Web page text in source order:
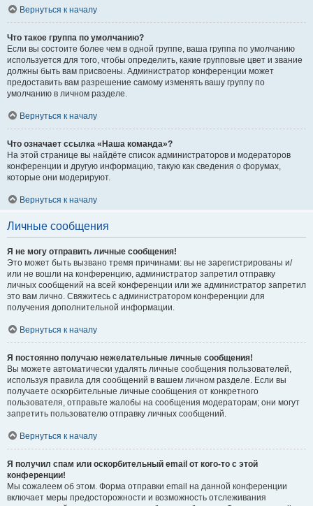
Вернуться к началу
Что такое группа по умолчанию?
Если вы состоите более чем в одной группе, ваша группа по умолчанию
используется для того, чтобы определить, какие групповые цвет и звание
должны быть вам присвоены. Администратор конференции может
предоставить вам разрешение самому изменять вашу группу по
умолчанию в личном разделе.
Вернуться к началу
Что означает ссылка «Наша команда»?
На этой странице вы найдёте список администраторов и модераторов
конференции и другую информацию, такую как сведения о форумах,
которые они модерируют.
Вернуться к началу
Личные сообщения
Я не могу отправить личные сообщения!
Это может быть вызвано тремя причинами: вы не зарегистрированы и/
или не вошли на конференцию, администратор запретил отправку
личных сообщений на всей конференции или же администратор запретил
это вам лично. Свяжитесь с администратором конференции для
получения дополнительной информации.
Вернуться к началу
Я постоянно получаю нежелательные личные сообщения!
Вы можете автоматически удалять личные сообщения пользователей,
используя правила для сообщений в вашем личном разделе. Если вы
получаете оскорбительные личные сообщения от конкретного
пользователя, отправьте жалобы на сообщения модераторам; они могут
запретить пользователю отправку личных сообщений.
Вернуться к началу
Я получил спам или оскорбительный email от кого-то с этой
конференции!
Мы сожалеем об этом. Форма отправки email на данной конференции
включает меры предосторожности и возможность отслеживания